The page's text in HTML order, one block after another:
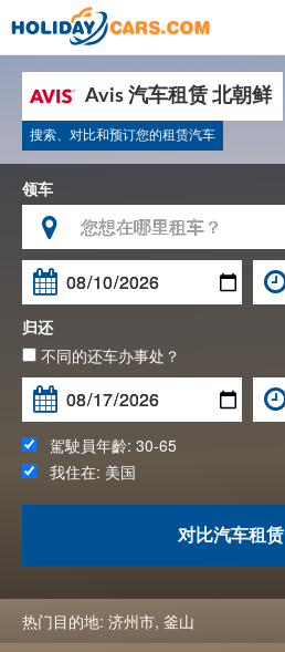
Avis 汽车租赁 北朝鲜
搜索、对比和预订您的租赁汽车
领车

归还
不同的还车办事处？
駕駛員年齡: 30-65
我住在: 美国
对比汽车租赁
热门目的地: 济州市, 釜山